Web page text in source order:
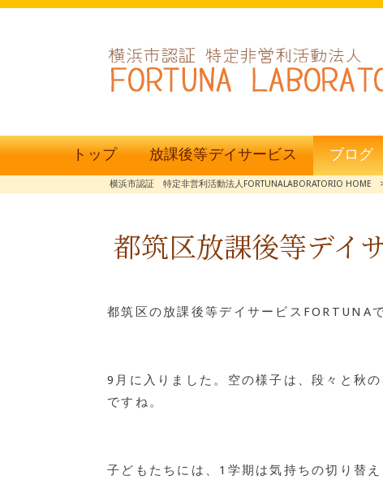
トップ 放課後等デイサービス ブログ
横浜市認証 特定非営利活動法人FORTUNALABORATORIO HOME
都筑区放課後等デ
都筑区の放課後等デイサービスFORTUNAで
9月に入りました。空の様子は、段々と秋
ですね。
子どもたちには、1学期は気持ちの切り替